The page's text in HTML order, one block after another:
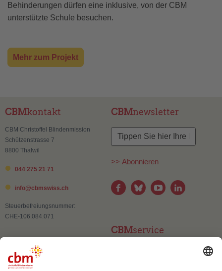
Behinderungen dürfen eine inklusive, von der CBM
unterstützte Schule besuchen.
Mehr zum Projekt
CBMkontakt
CBM Christoffel Blindenmission
Schützenstrasse 7
8800 Thalwil
044 275 21 71
info@cbmswiss.ch
Steuerbefreiungsnummer:
CHE-106.084.071
CBMnewsletter
>> Abonnieren
CBMservice